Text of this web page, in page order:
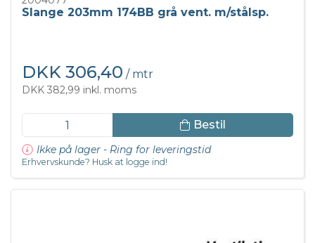
Slange 203mm 174BB grå vent. m/stålsp.
DKK 306,40 / mtr
DKK 382,99 inkl. moms
Bestil
Ikke på lager - Ring for leveringstid
Erhvervskunde? Husk at logge ind!